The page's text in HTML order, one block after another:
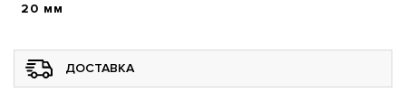
20 мм
ДОСТАВКА